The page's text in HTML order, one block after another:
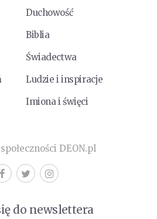
Duchowość
Biblia
Świadectwa
Ludzie i inspiracje
Imiona i święci
DEON.pl
do newslettera